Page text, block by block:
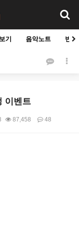
기 음악노트 빈
이벤트
87,458 48